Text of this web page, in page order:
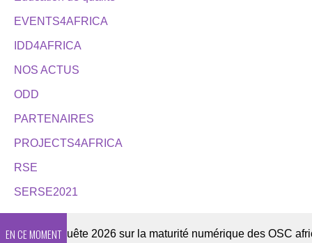
EVENTS4AFRICA
IDD4AFRICA
NOS ACTUS
ODD
PARTENAIRES
PROJECTS4AFRICA
RSE
SERSE2021
EN CE MOMENT
Enquête 2026 sur la maturité numérique des OSC